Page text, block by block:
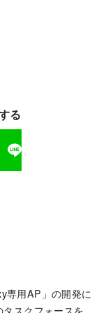
る
専用AP」の開発に
スクフォースを